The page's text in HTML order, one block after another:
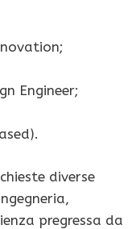
Engineer;
diverse
pregressa da